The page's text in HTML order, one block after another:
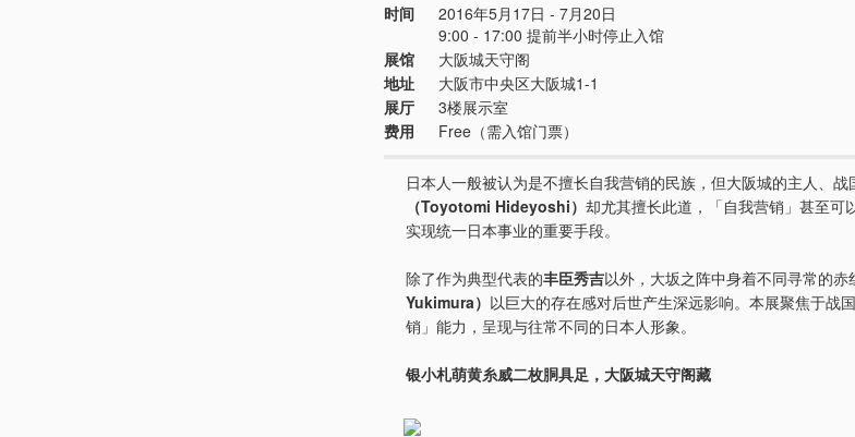
时间
2016年5月17日 - 7月20日
9:00 - 17:00 提前半小时停止入馆
展馆
大阪城天守阁
地址
大阪市中央区大阪城1-1
展厅
3楼展示室
费用
Free（需入馆门票）
日本人一般被认为是不擅长自我营销的民族，但大阪城的主人、战
（Toyotomi Hideyoshi） 却尤其擅长此道，「自我营销」甚至可
实现统一日本事业的重要手段。
除了作为典型代表的丰臣秀吉以外，大坂之阵中身着不同寻常的赤
Yukimura） 以巨大的存在感对后世产生深远影响。本展聚焦于战
销」能力，呈现与往常不同的日本人形象。
银小札萌黄糸威二枚胴具足，大阪城天守阁藏